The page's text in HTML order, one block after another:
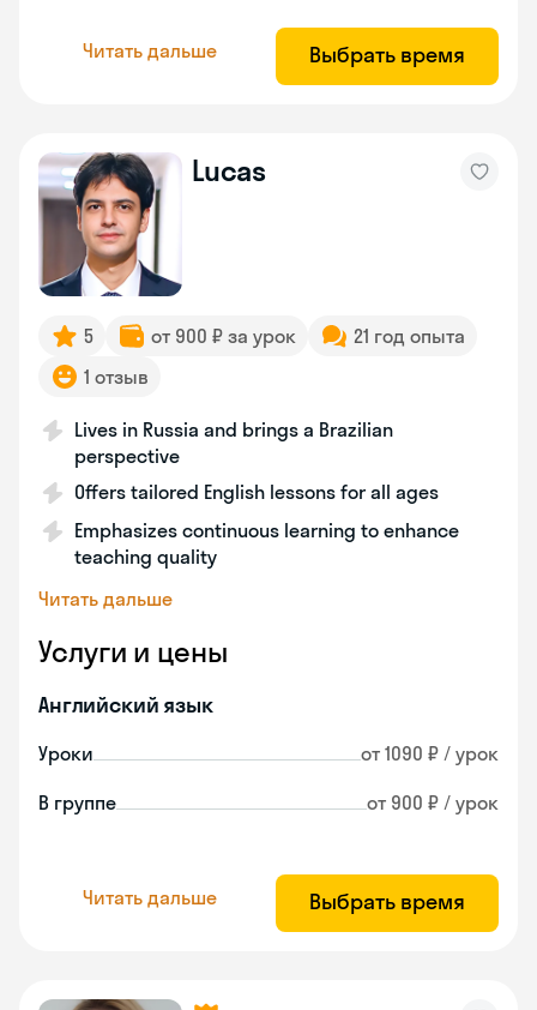
Читать дальше Выбрать время
Lucas
5 от 900 ₽ за урок
21 год опыта
1 отзыв
Lives in Russia and brings a Brazilian
perspective
Offers tailored English lessons for all ages
Emphasizes continuous learning to enhance
teaching quality
Читать дальше
Услуги и цены
Английский язык
Уроки от 1090 ₽ / урок
В группе от 900 ₽ / урок
Читать дальше Выбрать время